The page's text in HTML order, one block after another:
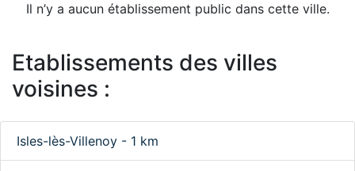
Il n’y a aucun établissement public dans cette ville.
Etablissements des villes
voisines :
Isles-lès-Villenoy - 1 km